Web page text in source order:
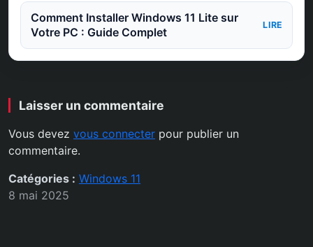
Comment Installer Windows 11 Lite sur
Votre PC : Guide Complet
LIRE
Laisser un commentaire
Vous devez vous connecter pour publier un
commentaire.
Catégories : Windows 11
8 mai 2025